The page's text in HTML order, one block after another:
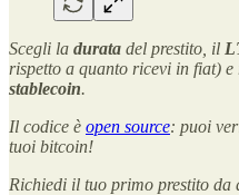
Scegli la durata del prestito, il
rispetto a quanto ricevi in fiat)
stablecoin.
Il codice è open source: puoi
tuoi bitcoin!
Richiedi il tuo primo prestito da